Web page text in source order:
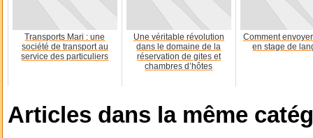
Transports Mari : une
société de transport au
service des particuliers
Une véritable révolution
dans le domaine de la
réservation de gites et
chambres d’hôtes
Comment
en stage de
Articles dans la même